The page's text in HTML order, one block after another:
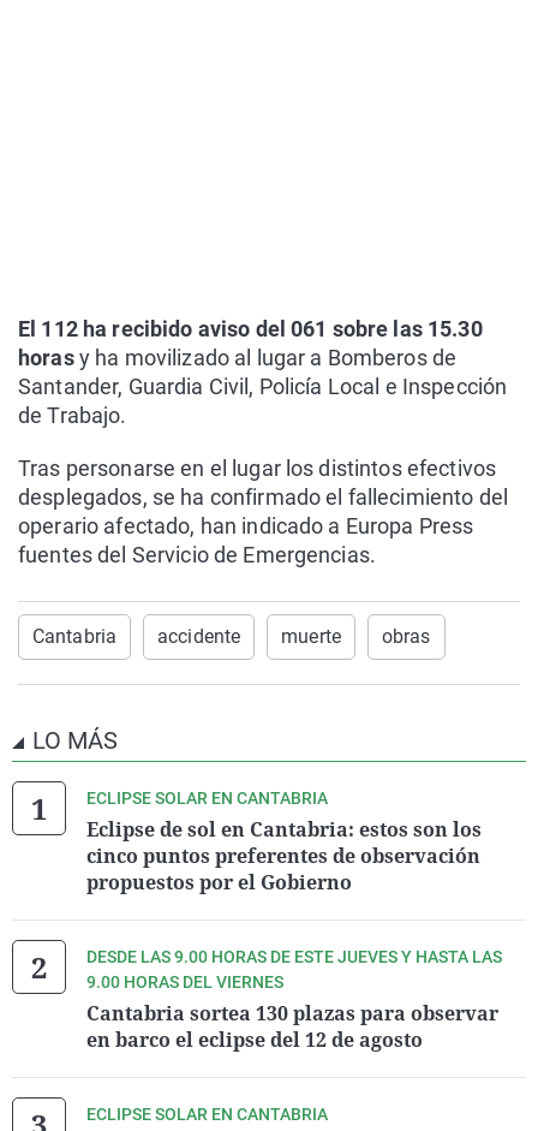
El 112 ha recibido aviso del 061 sobre las 15.30
horasy ha movilizado al lugar a Bomberos de
Santander, Guardia Civil, Policía Local e Inspección
de Trabajo.
Tras personarse en el lugar los distintos efectivos
desplegados, se ha confirmado el fallecimiento del
operario afectado, han indicado a Europa Press
fuentes del Servicio de Emergencias.
Cantabria accidente muerte obras
LO MÁS
ECLIPSE SOLAR EN CANTABRIA
Eclipse de sol en Cantabria: estos son los
cinco puntos preferentes de observación
propuestos por el Gobierno
DESDE LAS 9.00 HORAS DE ESTE JUEVES Y HASTA LAS
9.00 HORAS DEL VIERNES
Cantabria sortea 130 plazas para observar
en barco el eclipse del 12 de agosto
ECLIPSE SOLAR EN CANTABRIA